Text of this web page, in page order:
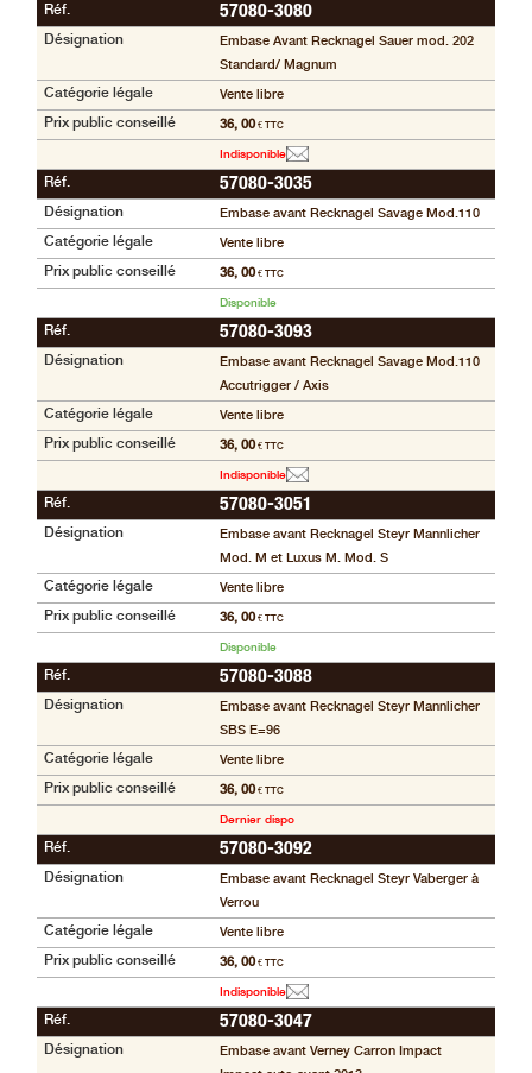
Réf.
57080-3080
Désignation
Embase Avant Recknagel Sauer mod. 202
Standard/ Magnum
Catégorie légale Vente libre
Prix public conseillé 36, 00€ TTC
Indisponible
Réf.
57080-3035
Désignation
Embase avant Recknagel Savage Mod.110
Catégorie légale Vente libre
Prix public conseillé 36, 00€ TTC
Disponible
Réf.
57080-3093
Désignation
Embase avant Recknagel Savage Mod.110
Accutrigger / Axis
Catégorie légale Vente libre
Prix public conseillé 36, 00€ TTC
Indisponible
Réf.
57080-3051
Désignation
Embase avant Recknagel Steyr Mannlicher
Mod. M et Luxus M. Mod. S
Catégorie légale Vente libre
Prix public conseillé 36, 00€ TTC
Disponible
Réf.
57080-3088
Désignation
Embase avant Recknagel Steyr Mannlicher
SBS E=96
Catégorie légale Vente libre
Prix public conseillé 36, 00€ TTC
Dernier dispo
Réf.
57080-3092
Désignation
Embase avant Recknagel Steyr Vaberger à
Verrou
Catégorie légale Vente libre
Prix public conseillé 36, 00€ TTC
Indisponible
Réf.
57080-3047
Désignation
Embase avant Verney Carron Impact